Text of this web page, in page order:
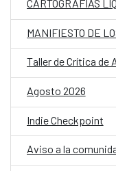
CARTOGRAFÍAS
MANIFIESTO DE
Taller de Crítica de
Agosto 2026
Indie Checkpoint
Aviso a la